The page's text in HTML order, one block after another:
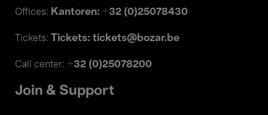
Offices: Kantoren: +32 (0)25078430
Tickets: Tickets: tickets@bozar.be
Call center: +32 (0)25078200
Join & Support